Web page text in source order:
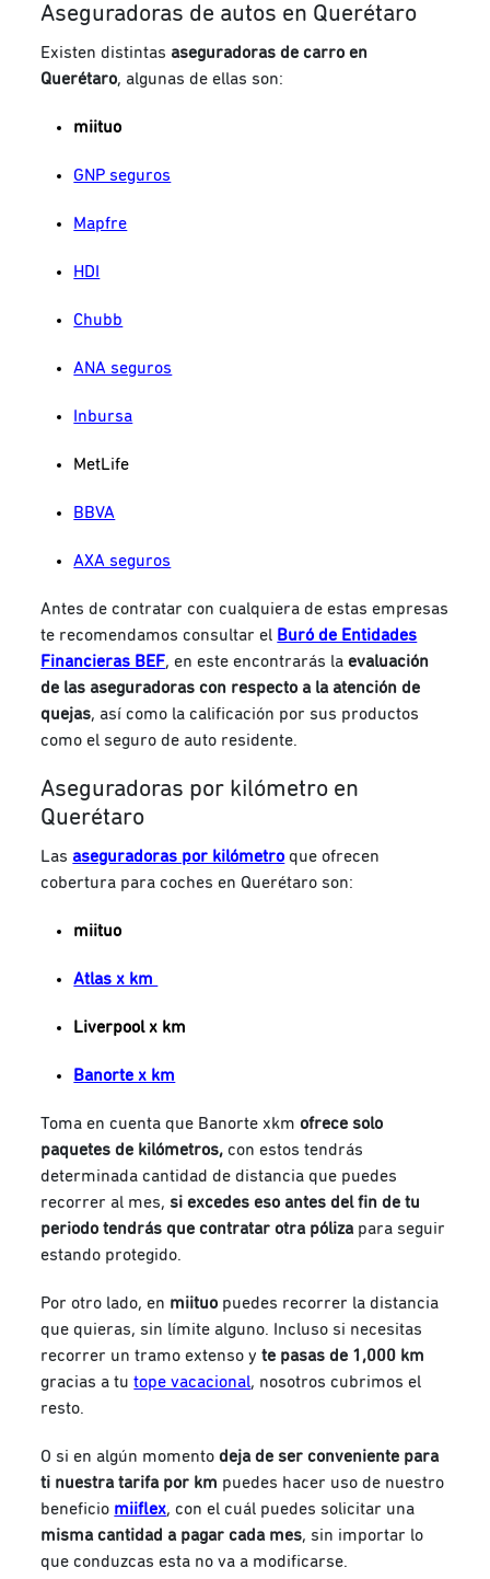
Aseguradoras de autos en Querétaro
Existen distintas aseguradoras de carro en
Querétaro, algunas de ellas son:
miituo
GNP seguros
Mapfre
HDI
Chubb
ANA seguros
Inbursa
MetLife
BBVA
AXA seguros
Antes de contratar con cualquiera de estas empresas
te recomendamos consultar el Buró de Entidades
Financieras BEF, en este encontrarás laevaluación
de las aseguradoras con respecto a la atención de
quejas, así como la calificación por sus productos
como el seguro de auto residente.
Aseguradoras por kilómetro en
Querétaro
Las aseguradoras por kilómetro que ofrecen
cobertura para coches en Querétaro son:
miituo
Atlas x km
Liverpool x km
Banorte x km
Toma en cuenta que Banorte xkmofrece solo
paquetes de kilómetros, con estos tendrás
determinada cantidad de distancia que puedes
recorrer al mes,si excedes eso antes del fin de tu
periodo tendrás que contratar otra póliza para seguir
estando protegido.
Por otro lado, en miituo puedes recorrer la distancia
que quieras, sin límite alguno. Incluso si necesitas
recorrer un tramo extenso yte pasas de 1,000 km
gracias a tutope vacacional, nosotros cubrimos el
resto.
O si en algún momento deja de ser conveniente para
ti nuestra tarifa por km puedes hacer uso de nuestro
beneficio miiflex, con el cuál puedes solicitar una
misma cantidad a pagar cada mes, sin importar lo
que conduzcas esta no va a modificarse.